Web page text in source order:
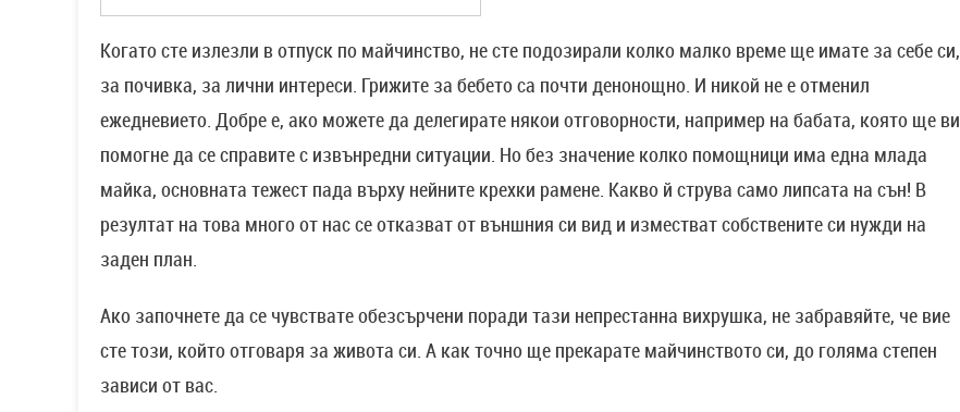
Когато сте излезли в отпуск по майчинство, не сте подозирали колко малко време ще имате за себе си,
за почивка, за лични интереси. Грижите за бебето са почти денонощно. И никой не е отменил
ежедневието. Добре е, ако можете да делегирате някои отговорности, например на бабата, която ще ви
помогне да се справите с извънредни ситуации. Но без значение колко помощници има една млада
майка, основната тежест пада върху нейните крехки рамене. Какво й струва само липсата на сън! В
резултат на това много от нас се отказват от външния си вид и изместват собствените си нужди на
заден план.
Ако започнете да се чувствате обезсърчени поради тази непрестанна вихрушка, не забравяйте, че вие ​​
сте този, който отговаря за живота си. А как точно ще прекарате майчинството си, до голяма степен
зависи от вас.